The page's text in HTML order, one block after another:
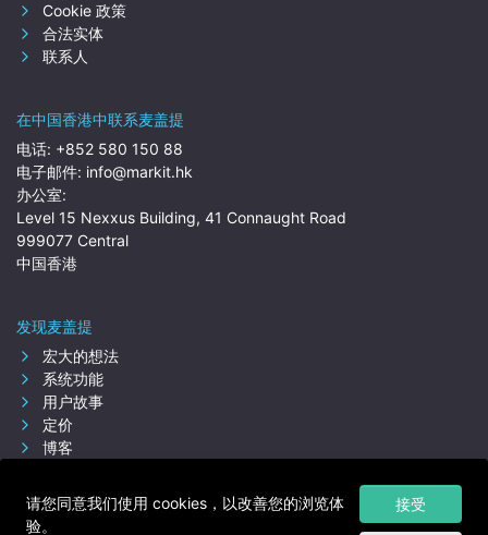
请您同意我们使用 cookies，以改善您的浏览体
验。
接受
Cookie 政策
合法实体
联系人
在中国香港中联系麦盖提
电话: +852 580 150 88
电子邮件: info@markit.hk
办公室:
Level 15 Nexxus Building, 41 Connaught Road
999077 Central
中国香港
发现麦盖提
宏大的想法
系统功能
用户故事
定价
博客